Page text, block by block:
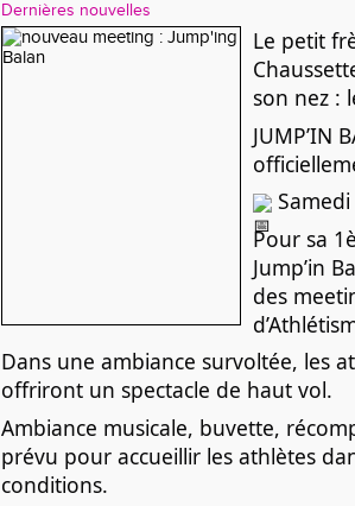
Dernières nouvelles
Le petit
son nez :
JUMP’IN
Pour sa
Jump’in
des
Dans une ambiance survoltée, les
offriront un spectacle de haut vol.
Ambiance musicale, buvette,
prévu pour accueillir les athlètes
conditions.